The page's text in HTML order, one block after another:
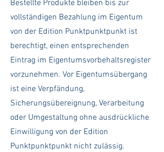
Bestellte Produkte bleiben bis zur
vollständigen Bezahlung im Eigentum
von der Edition Punktpunktpunkt ist
berechtigt, einen entsprechenden
Eintrag im Eigentumsvorbehaltsregister
vorzunehmen. Vor Eigentumsübergang
ist eine Verpfändung,
Sicherungsübereignung, Verarbeitung
oder Umgestaltung ohne ausdrückliche
Einwilligung von der Edition
Punktpunktpunkt nicht zulässig.